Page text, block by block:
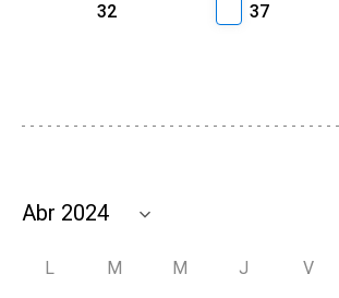
32
37
L M M J V